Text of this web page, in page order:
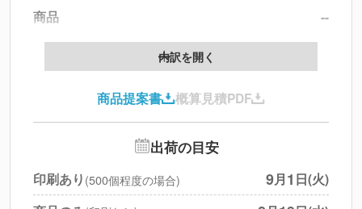
商品
--
製版代
印刷代
北海道・沖縄・離島 別途
円
※上記小計は税別です
内訳を開く
商品提案書 概算見積PDF
出荷の目安
印刷あり (500個程度の場合) 9月1 日(火)